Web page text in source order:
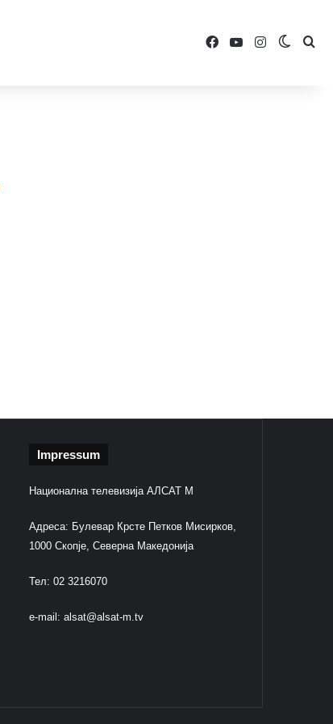
FacebookYouTubeInstagram
Impressum
Национална телевизија АЛСАТ М
Адреса: Булевар Крсте Петков Мисирков,
1000 Скопје, Северна Македонија
Тел: 02 3216070
e-mail: alsat@alsat-m.tv